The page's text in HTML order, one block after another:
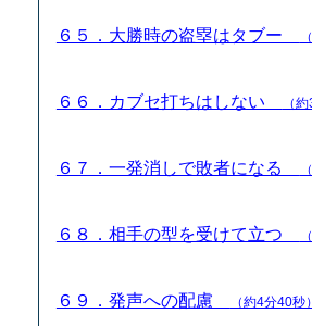
６５．大勝時の盗塁はタブー
６６．カブセ打ちはしない （
６７．一発消しで敗者になる
６８．相手の型を受けて立つ
６９．発声への配慮 （約4分40秒）